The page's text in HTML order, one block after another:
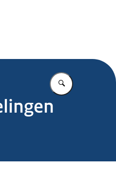
Vul in wat u